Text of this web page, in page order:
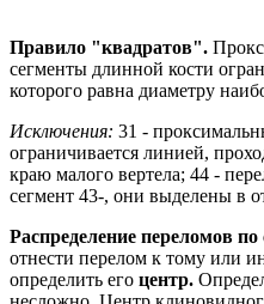
Правило "квадратов".
сегменты длинной кости
которого равна диаметру
Исключения: 31 -
ограничивается линией,
краю малого вертела; 44 -
сегмент 43-, они выделены в
Распределение переломов по
отнести перелом к тому или
определить его центр.